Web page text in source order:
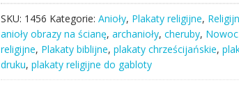
Michał
plakat
religijny
z
aniołami
SKU: 1456 Kategorie: Anioły, Plakaty religijne,
anioły obrazy na ścianę, archanioły, cheruby,
religijne, Plakaty biblijne, plakaty chrześcijańskie,
druku, plakaty religijne do gabloty